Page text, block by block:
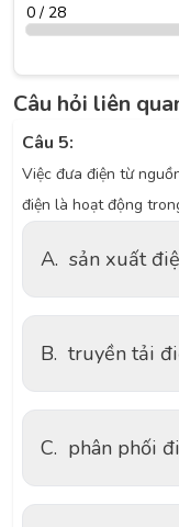
0 / 28
Câu hỏi liên
Câu 5:
Việc đưa điện từ
điện là hoạt động
A. sản xuất
B. truyền tải
C. phân phối